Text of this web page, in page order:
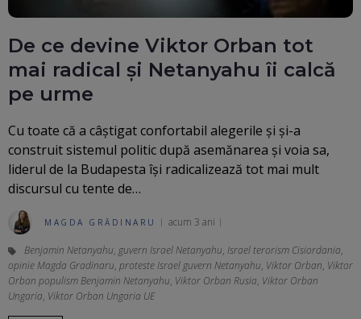
De ce devine Viktor Orban tot
mai radical și Netanyahu îi calcă
pe urme
Cu toate că a câștigat confortabil alegerile și și-a
construit sistemul politic după asemănarea și voia sa,
liderul de la Budapesta își radicalizează tot mai mult
discursul cu tente de…
MAGDA GRĂDINARU acum 3 ani
Benjamin Netanyahu, guvern Israel Netanyahu, Israel terorism Cisiordania,
opinie Magda Gradinaru, proteste Israel guvern Netanyahu, Viktor Orban, Viktor
Orban populism Benjamin Netanyahu, Viktor Orban Rusia, Viktor Orban
Ungaria, Viktor Orban Ungaria UE